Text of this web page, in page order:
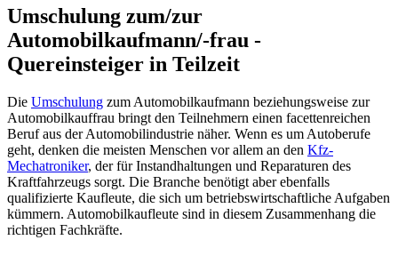
Umschulung zum/zur
Automobilkaufmann/-frau -
Quereinsteiger in Teilzeit
Die Umschulung zum Automobilkaufmann beziehungsweise zur
Automobilkauffrau bringt den Teilnehmern einen facettenreichen
Beruf aus der Automobilindustrie näher. Wenn es um Autoberufe
geht, denken die meisten Menschen vor allem an den Kfz-
Mechatroniker, der für Instandhaltungen und Reparaturen des
Kraftfahrzeugs sorgt. Die Branche benötigt aber ebenfalls
qualifizierte Kaufleute, die sich um betriebswirtschaftliche Aufgaben
kümmern. Automobilkaufleute sind in diesem Zusammenhang die
richtigen Fachkräfte.